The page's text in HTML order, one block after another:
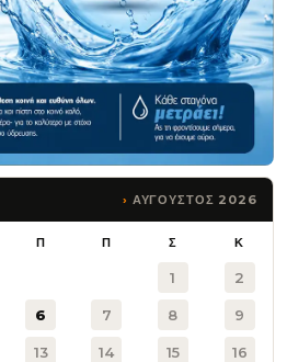
ΑΥΓΟΥΣΤΟΣ 2026
Π Π Σ Κ
1 2
6 7 8 9
13 14 15 16